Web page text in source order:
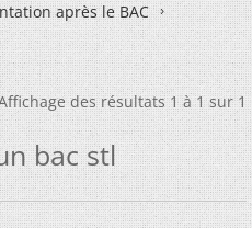
après le BAC
des résultats 1 à 1 sur 1
bac stl